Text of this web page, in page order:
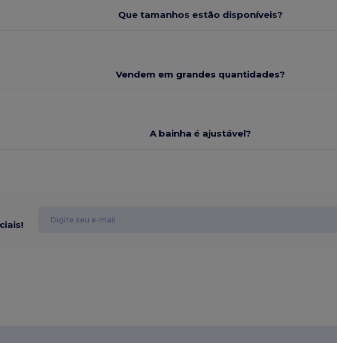
Que tamanhos estão disponíveis?
Vendem em grandes quantidades?
A bainha é ajustável?